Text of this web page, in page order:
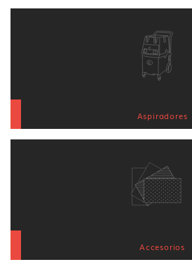
Aspiradores
Accesorios